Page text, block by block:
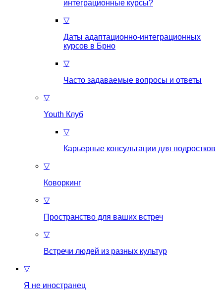
интеграционные курсы?
▽
Даты адаптационно-интеграционных
курсов в Брно
▽
Часто задаваемые вопросы и ответы
▽
Youth Клуб
▽
Карьерные консультации для подростков
▽
Коворкинг
▽
Пространство для ваших встреч
▽
Встречи людей из разных культур
▽
Я не иностранец